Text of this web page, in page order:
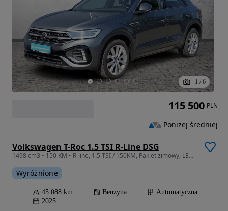
1 / 6
Volkswagen T-Roc 1.5 TSI R-Line DSG
1498 cm3 • 150 KM • R-line, 1.5 TSI / 150KM, Pakiet zimowy, LED Plus. IQ Drive, FV 23%
Wyróżnione
45 088 km Benzyna
Automatyczna
2025
115 500 PLN
Poniżej średniej